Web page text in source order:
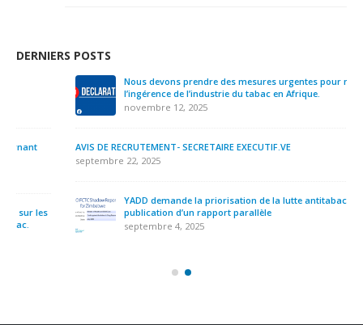
DERNIERS POSTS
Nous devons prendre des mesures urgentes pour mettre fin à
l’ingérence de l’industrie du tabac en Afrique.
novembre 12, 2025
AVIS DE RECRUTEMENT- SECRETAIRE EXECUTIF.VE
septembre 22, 2025
YADD demande la priorisation de la lutte antitabac suite à la
publication d’un rapport parallèle
septembre 4, 2025